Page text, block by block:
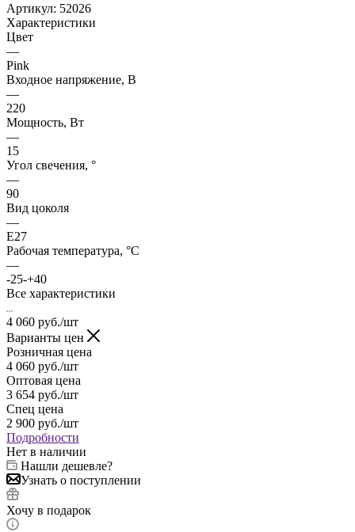
Артикул: 52026
Характеристики
Цвет
—
Pink
Входное напряжение, В
—
220
Мощность, Вт
—
15
Угол свечения, °
—
90
Вид цоколя
—
Е27
Рабочая температура, °С
—
-25-+40
Все характеристики
4 060 руб./шт
Варианты цен
Розничная цена
4 060 руб./шт
Оптовая цена
3 654 руб./шт
Спец цена
2 900 руб./шт
Подробности
Нет в наличии
Нашли дешевле?
Узнать о поступлении
Хочу в подарок